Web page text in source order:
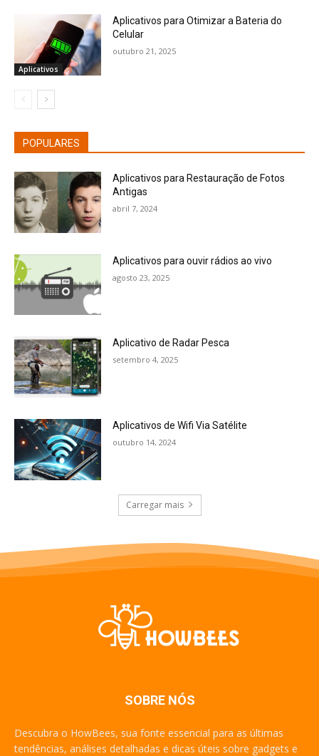
Aplicativos
Aplicativos para Otimizar a Bateria do
Celular
outubro 21, 2025
POPULARES
Aplicativos para Restauração de Fotos
Antigas
abril 7, 2024
Aplicativos para ouvir rádios ao vivo
agosto 23, 2025
Aplicativo de Radar Pesca
setembro 4, 2025
Aplicativos de Wifi Via Satélite
outubro 14, 2024
Carregar mais
SOBRE NÓS
Descubra o HowBees, sua fonte essencial para as últimas
tendências, análises detalhadas e dicas úteis sobre gadgets e